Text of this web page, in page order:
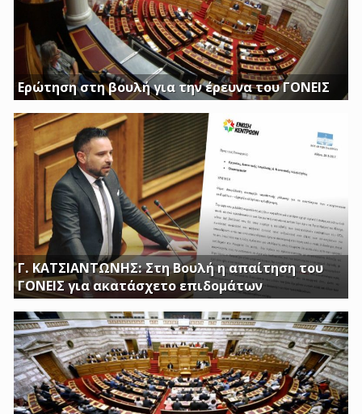
Ερώτηση στη βουλή για την έρευνα του ΓΟΝΕΙΣ
Διασφαλίστε το δημόσιο συμφέρον με πλήρη διαφάνεια
Γ. ΚΑΤΣΙΑΝΤΩΝΗΣ: Στη Βουλή η απαίτηση του
ΓΟΝΕΙΣ για ακατάσχετο επιδομάτων
ΕΡΩΤΗΣΗ ΤΟΥ ΒΟΥΛΕΥΤΗ ΓΙΩΡΓΟΥ ΚΑΤΣΙΑΝΤΩΝΗ